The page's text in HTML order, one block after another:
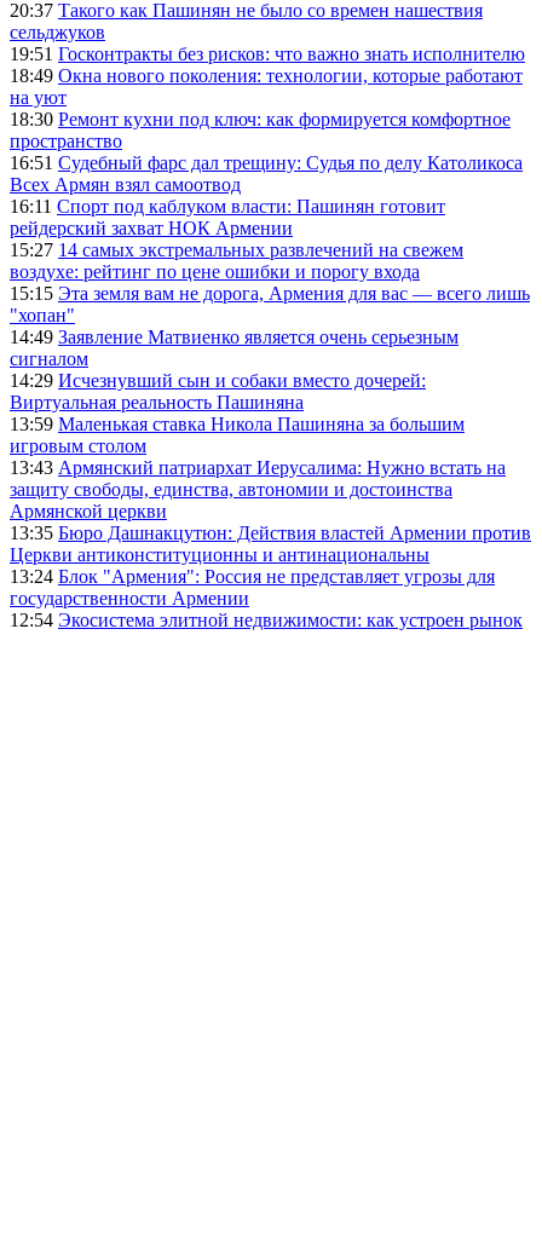
20:37 Такого как Пашинян не было со времен нашествия
сельджуков
19:51 Госконтракты без рисков: что важно знать исполнителю
18:49 Окна нового поколения: технологии, которые работают
на уют
18:30 Ремонт кухни под ключ: как формируется комфортное
пространство
16:51 Судебный фарс дал трещину: Судья по делу Католикоса
Всех Армян взял самоотвод
16:11 Спорт под каблуком власти: Пашинян готовит
рейдерский захват НОК Армении
15:27 14 самых экстремальных развлечений на свежем
воздухе: рейтинг по цене ошибки и порогу входа
15:15 Эта земля вам не дорога, Армения для вас — всего лишь
"хопан"
14:49 Заявление Матвиенко является очень серьезным
сигналом
14:29 Исчезнувший сын и собаки вместо дочерей:
Виртуальная реальность Пашиняна
13:59 Маленькая ставка Никола Пашиняна за большим
игровым столом
13:43 Армянский патриархат Иерусалима: Нужно встать на
защиту свободы, единства, автономии и достоинства
Армянской церкви
13:35 Бюро Дашнакцутюн: Действия властей Армении против
Церкви антиконституционны и антинациональны
13:24 Блок "Армения": Россия не представляет угрозы для
государственности Армении
12:54 Экосистема элитной недвижимости: как устроен рынок